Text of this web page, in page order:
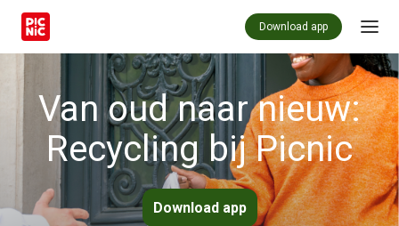
Download app
Van oud naar nieuw:
Recycling bij Picnic
Download app